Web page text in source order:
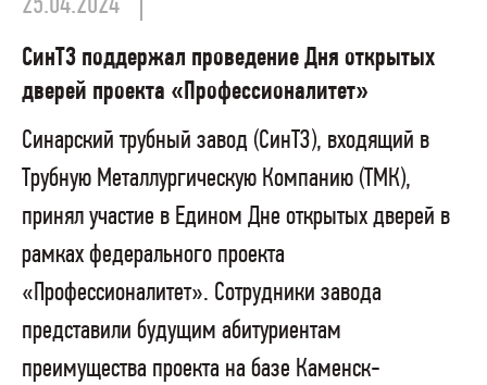
СинТЗ поддержал проведение Дня открытых
дверей проекта «Профессионалитет»
Синарский трубный завод (СинТЗ), входящий в
Трубную Металлургическую Компанию (ТМК),
принял участие в Едином Дне открытых дверей в
рамках федерального проекта
«Профессионалитет». Сотрудники завода
представили будущим абитуриентам
преимущества проекта на базе Каменск-